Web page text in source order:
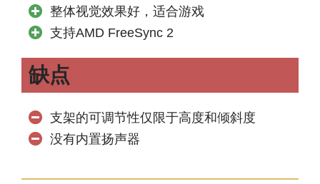
整体视觉效果好，适合游戏
支持AMD FreeSync 2
缺点
支架的可调节性仅限于高度和倾斜度
没有内置扬声器